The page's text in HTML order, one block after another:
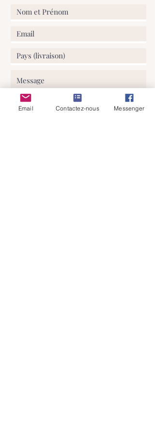
Email Contactez-nous Messenger